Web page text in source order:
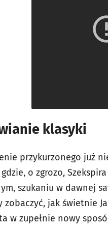
klasyki
przykurzonego już
o zgrozo,
szukaniu w dawnej
zobaczyć, jak świetnie
w zupełnie nowy